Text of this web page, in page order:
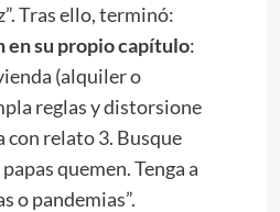
Tras ello, terminó:
en su propio capítulo:
(alquiler o
reglas y distorsione
con relato 3. Busque
quemen. Tenga a
o pandemias”.